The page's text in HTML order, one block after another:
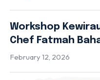
Workshop
Chef Fatmah
February 12, 2026